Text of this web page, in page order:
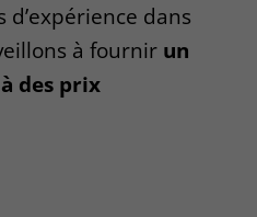
d’expérience dans
à fournir un
des prix